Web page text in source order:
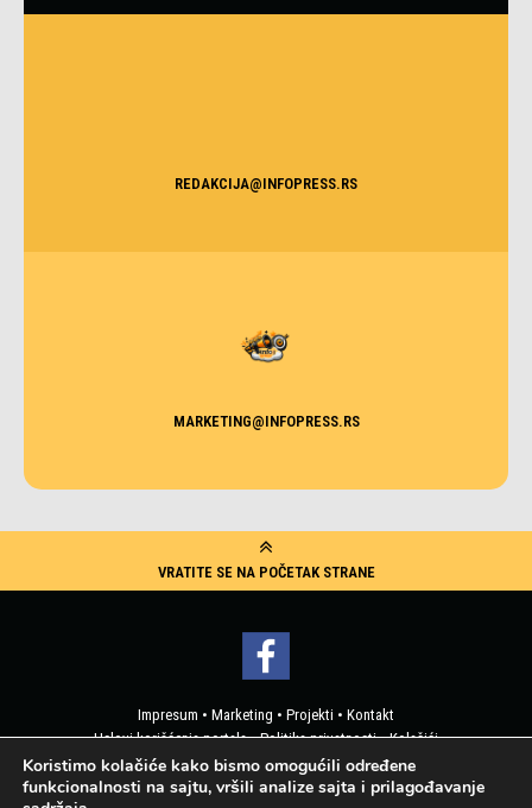
REDAKCIJA@INFOPRESS.RS
MARKETING@INFOPRESS.RS
VRATITE SE NA POČETAK STRANE
Impresum • Marketing • Projekti • Kontakt
Uslovi korišćenja portala•Politika privatnosti•Kolačići
Pristup korisničkim podacima
Koristimo kolačiće kako bismo omogućili određene
funkcionalnosti na sajtu, vršili analize sajta i prilagođavanje